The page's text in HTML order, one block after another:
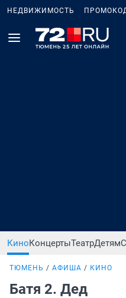
НЕДВИЖИМОСТЬ
КиноКонцертыТеатрДетям
ТЮМЕНЬ АФИША КИНО
Батя 2. Дед